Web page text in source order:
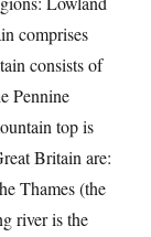
comprises
consists of
Pennine
top is
Britain are:
Thames (the
river is the